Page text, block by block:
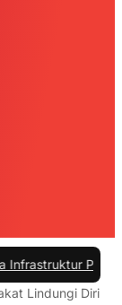
Pengisian Daya
Lindungi Diri